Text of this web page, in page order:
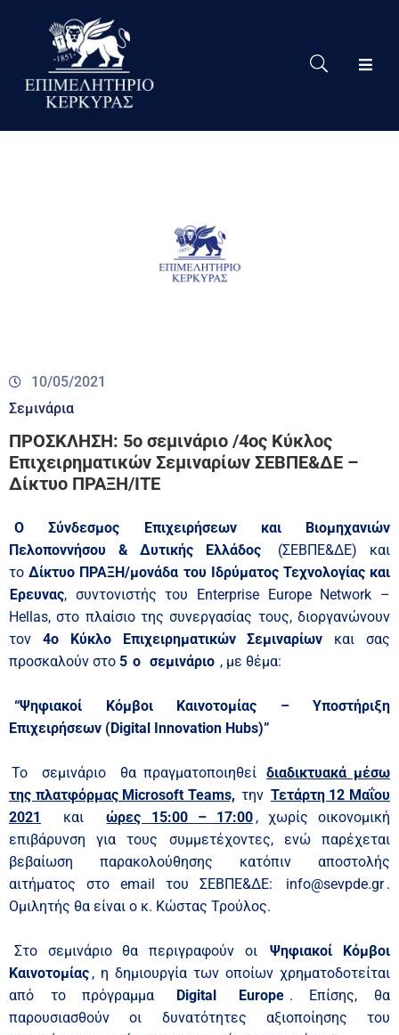
Το
Eπιμελητήριο
10/05/2021
Σεμινάρια
ΠΡΟΣΚΛΗΣΗ: 5ο σεμινάριο /4ος Κύκλος
Επιχειρηματικών Σεμιναρίων ΣΕΒΠΕ&ΔΕ –
Δίκτυο ΠΡΑΞΗ/ΙΤΕ
O Σύνδεσμος Επιχειρήσεων και Βιομηχανιών
Πελοποννήσου & Δυτικής Ελλάδος
(ΣΕΒΠΕ&ΔΕ) και
τοΔίκτυο ΠΡΑΞΗ/μονάδα του Ιδρύματος Τεχνολογίας και
Έρευνας, συντονιστής του Enterprise Europe Network –
Hellas, στο πλαίσιο της συνεργασίας τους, διοργανώνουν
τον 4ο Κύκλο Επιχειρηματικών Σεμιναρίων και σας
προσκαλούν στο 5 o σεμινάριο , με θέμα:
“Ψηφιακοί Κόμβοι Καινοτομίας – Υποστήριξη
Επιχειρήσεων (Digital Innovation Hubs)”
Το σεμινάριο θα πραγματοποιηθεί διαδικτυακά μέσω
της πλατφόρμας Microsoft Teams, την Τετάρτη 12 Μαΐου
2021
και ώρες 15:00 – 17:00 , χωρίς οικονομική
επιβάρυνση για τους συμμετέχοντες, ενώ παρέχεται
βεβαίωση παρακολούθησης κατόπιν αποστολής
αιτήματος στο email του ΣΕΒΠΕ&ΔΕ:
info@sevpde.gr .
Ομιλητής θα είναι ο κ. Κώστας Τρούλος.
Στο σεμινάριο θα περιγραφούν οι
Ψηφιακοί Κόμβοι
Καινοτομίας , η δημιουργία των οποίων χρηματοδοτείται
από το πρόγραμμα
Digital Europe . Επίσης, θα
παρουσιασθούν οι δυνατότητες αξιοποίησης του